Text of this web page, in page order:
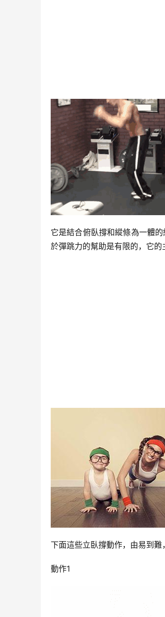
它是結合俯臥撐和縱條為一體
於彈跳力的幫助是有限的，它的
下面這些立臥撐動作，由易到
動作1